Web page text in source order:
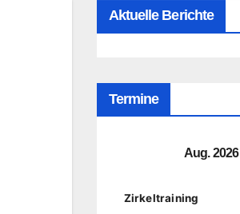
Aktuelle Berichte
Termine
Aug. 2026
Zirkeltraining